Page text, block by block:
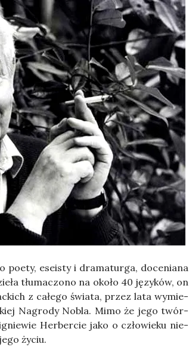
poety, ese­isty i dra­ma­tur­ga, doce­nia­na
tłu­ma­czo­no na oko­ło 40 języ­ków, on
z całe­go świa­ta, przez lata wymie­
Nagro­dy Nobla. Mimo że jego twór­
Her­ber­cie jako o czło­wie­ku nie­
życiu.